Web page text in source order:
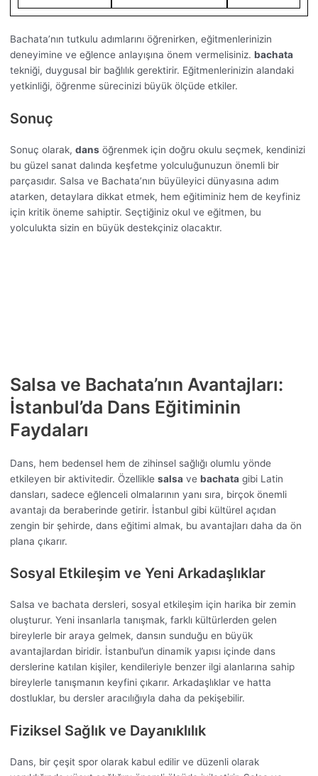
Bachata’nın tutkulu adımlarını öğrenirken, eğitmenlerinizin
deneyimine ve eğlence anlayışına önem vermelisiniz. bachata
tekniği, duygusal bir bağlılık gerektirir. Eğitmenlerinizin alandaki
yetkinliği, öğrenme sürecinizi büyük ölçüde etkiler.
Sonuç
Sonuç olarak, dansöğrenmek için doğru okulu seçmek, kendinizi
bu güzel sanat dalında keşfetme yolculuğunuzun önemli bir
parçasıdır. Salsa ve Bachata’nın büyüleyici dünyasına adım
atarken, detaylara dikkat etmek, hem eğitiminiz hem de keyfiniz
için kritik öneme sahiptir. Seçtiğiniz okul ve eğitmen, bu
yolculukta sizin en büyük destekçiniz olacaktır.
Salsa ve Bachata’nın Avantajları:
İstanbul’da Dans Eğitiminin
Faydaları
Dans, hem bedensel hem de zihinsel sağlığı olumlu yönde
etkileyen bir aktivitedir. Özellikle salsave bachatagibi Latin
dansları, sadece eğlenceli olmalarının yanı sıra, birçok önemli
avantajı da beraberinde getirir. İstanbul gibi kültürel açıdan
zengin bir şehirde, dans eğitimi almak, bu avantajları daha da ön
plana çıkarır.
Sosyal Etkileşim ve Yeni Arkadaşlıklar
Salsa ve bachata dersleri, sosyal etkileşim için harika bir zemin
oluşturur. Yeni insanlarla tanışmak, farklı kültürlerden gelen
bireylerle bir araya gelmek, dansın sunduğu en büyük
avantajlardan biridir. İstanbul’un dinamik yapısı içinde dans
derslerine katılan kişiler, kendileriyle benzer ilgi alanlarına sahip
bireylerle tanışmanın keyfini çıkarır. Arkadaşlıklar ve hatta
dostluklar, bu dersler aracılığıyla daha da pekişebilir.
Fiziksel Sağlık ve Dayanıklılık
Dans, bir çeşit spor olarak kabul edilir ve düzenli olarak